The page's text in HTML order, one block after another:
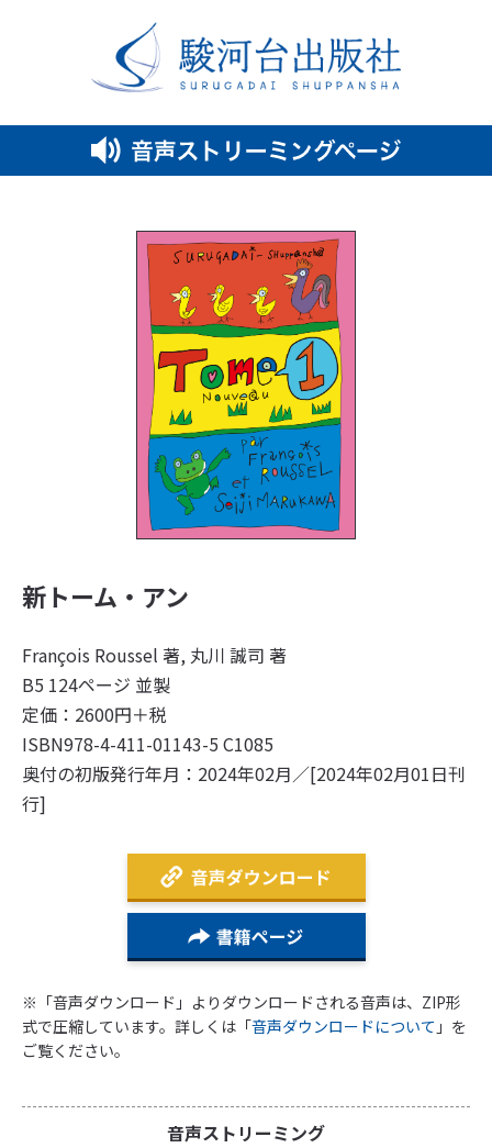
新トーム・アン
François Roussel 著, 丸川 誠司 著
B5 124ページ 並製
定価：2600円＋税
ISBN978-4-411-01143-5 C1085
奥付の初版発行年月：2024年02月／[2024年02月01日刊
行]
※「音声ダウンロード」よりダウンロードされる音声は、ZIP形
式で圧縮しています。詳しくは「音声ダウンロードについて 」を
ご覧ください。
音声ストリーミング